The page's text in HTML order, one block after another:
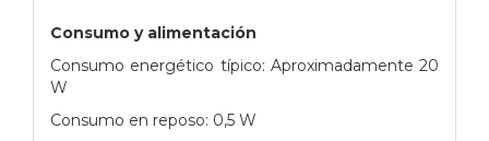
Consumo y alimentación
Consumo energético típico: Aproximadamente 20
W
Consumo en reposo: 0,5 W